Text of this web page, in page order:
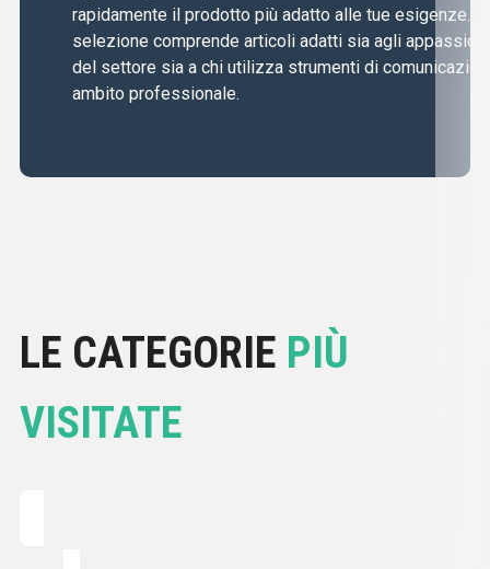
rapidamente il prodotto più adatto alle tue esigenze.
selezione comprende articoli adatti sia agli
del settore sia a chi utilizza strumenti di
ambito professionale.
LE CATEGORIE PIÙ
VISITATE